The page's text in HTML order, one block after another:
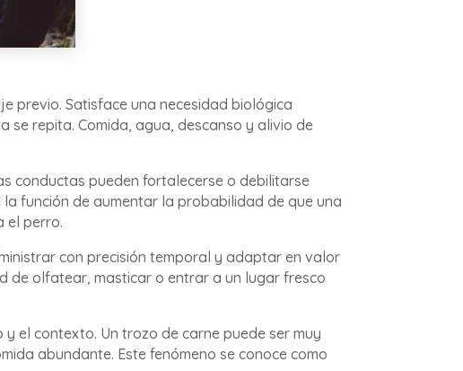
previo. Satisface una necesidad biológica
repita. Comida, agua, descanso y alivio de
conductas pueden fortalecerse o debilitarse
función de aumentar la probabilidad de que una
el perro.
con precisión temporal y adaptar en valor
de olfatear, masticar o entrar a un lugar fresco
el contexto. Un trozo de carne puede ser muy
abundante. Este fenómeno se conoce como